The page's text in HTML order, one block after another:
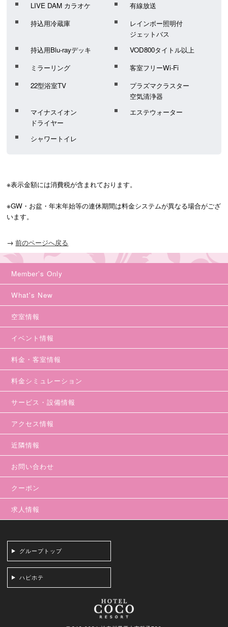
LIVE DAM カラオケ
有線放送
持込用冷蔵庫
レインボー照明付
ジェットバス
持込用Blu-rayデッキ
VOD800タイトル以上
ミラーリング
客室フリーWi-Fi
22型浴室TV
プラズマクラスター
空気清浄器
マイナスイオン
ドライヤー
エステウォーター
シャワートイレ
※表示金額には消費税が含まれております。
※GW・お盆・年末年始等の連休期間は料金システムが異なる場合がござ
います。
→ 前のページへ戻る
Member's Only
What's New
空室情報
イベント情報
料金・客室情報
料金シミュレーション
サービス・設備情報
アクセス情報
近隣情報
お問い合わせ
クーポン
求人情報
グループトップ
ハピホテ